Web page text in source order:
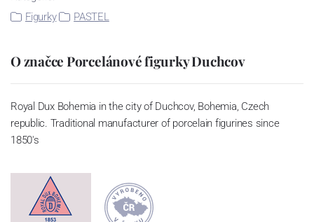
Figurky
PASTEL
O značce Porcelánové figurky Duchcov
Royal Dux Bohemia in the city of Duchcov, Bohemia, Czech
republic. Traditional manufacturer of porcelain figurines since
1850's